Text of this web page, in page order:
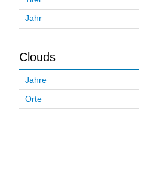
Jahr
Clouds
Jahre
Orte